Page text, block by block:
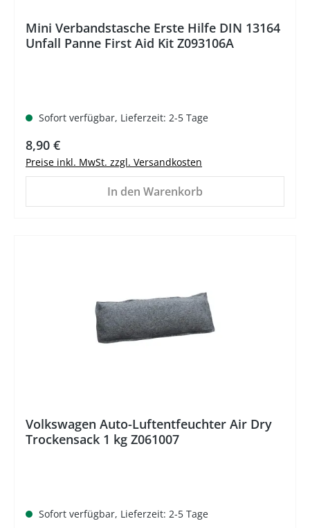
Mini Verbandstasche Erste Hilfe DIN 13164
Unfall Panne First Aid Kit Z093106A
Sofort verfügbar, Lieferzeit: 2-5 Tage
Regulärer Preis:
8,90 €
Preise inkl. MwSt. zzgl. Versandkosten
In den Warenkorb
Volkswagen Auto-Luftentfeuchter Air Dry
Trockensack 1 kg Z061007
Sofort verfügbar, Lieferzeit: 2-5 Tage